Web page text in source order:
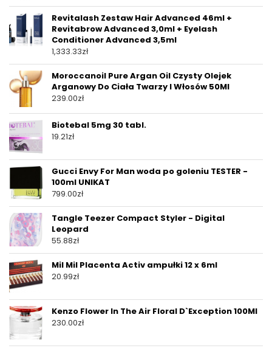
Revitalash Zestaw Hair Advanced 46ml +
Revitabrow Advanced 3,0ml + Eyelash
Conditioner Advanced 3,5ml
1,333.33zł
Moroccanoil Pure Argan Oil Czysty Olejek
Arganowy Do Ciała Twarzy I Włosów 50Ml
239.00zł
Biotebal 5mg 30 tabl.
19.21zł
Gucci Envy For Man woda po goleniu TESTER -
100ml UNIKAT
799.00zł
Tangle Teezer Compact Styler - Digital
Leopard
55.88zł
Mil Mil Placenta Activ ampułki 12 x 6ml
20.99zł
Kenzo Flower In The Air Floral D`Exception 100Ml
230.00zł